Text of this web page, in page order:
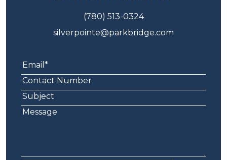
(780) 513-0324
silverpointe@parkbridge.com